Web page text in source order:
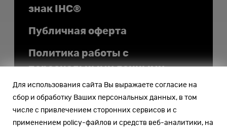
знак IHC®
Публичная оферта
Политика работы с
персональными данными
конфиденциальности
персональных данных
Для использования сайта Вы выражаете согласие на
сбор и обработку Ваших персональных данных, в том
числе с привлечением сторонних сервисов и с
применением policy-файлов и средств веб-аналитики, на